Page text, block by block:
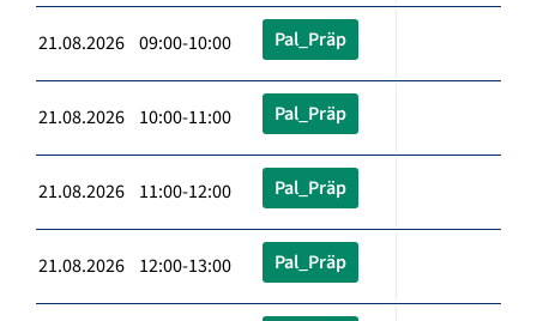
21.08.2026 09:00-10:00 Pal_Präp
21.08.2026 10:00-11:00 Pal_Präp
21.08.2026 11:00-12:00 Pal_Präp
21.08.2026 12:00-13:00 Pal_Präp